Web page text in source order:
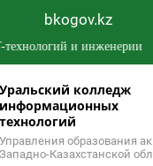
bkogov.kz
и инженерии
Уральский колледж
информационных
технологий
Управления образования
Западно-Казахстанской